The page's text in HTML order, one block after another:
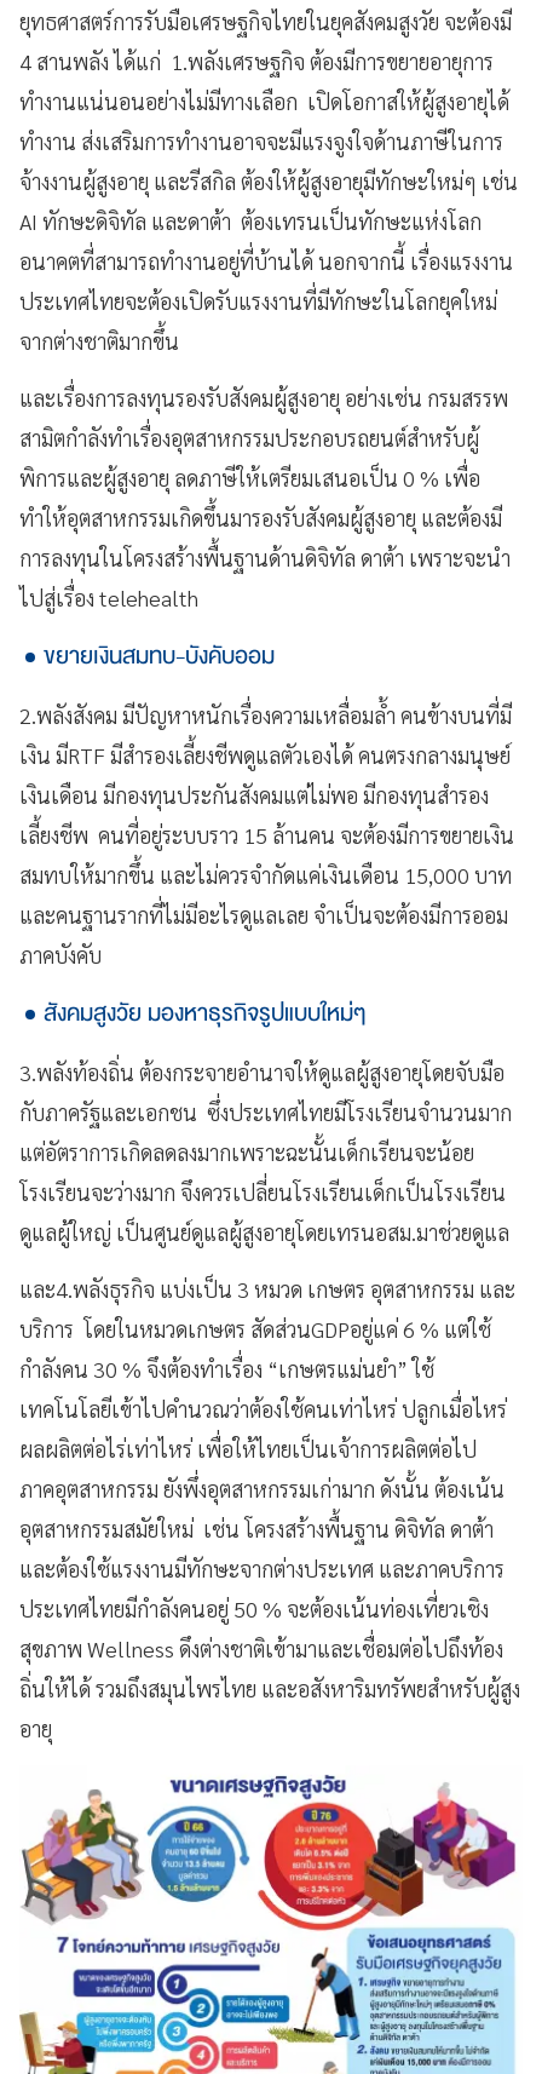
ยุทธศาสตร์การรับมือเศรษฐกิจไทยในยุคสังคมสูงวัย จะต้องมี
4 สานพลัง ได้แก่ 1.พลังเศรษฐกิจ ต้องมีการขยายอายุการ
ทำงานแน่นอนอย่างไม่มีทางเลือก เปิดโอกาสให้ผู้สูงอายุได้
ทำงาน ส่งเสริมการทำงานอาจจะมีแรงจูงใจด้านภาษีในการ
จ้างงานผู้สูงอายุ และรีสกิล ต้องให้ผู้สูงอายุมีทักษะใหม่ๆ เช่น
AI ทักษะดิจิทัล และดาต้า ต้องเทรนเป็นทักษะแห่งโลก
อนาคตที่สามารถทำงานอยู่ที่บ้านได้ นอกจากนี้ เรื่องแรงงาน
ประเทศไทยจะต้องเปิดรับแรงงานที่มีทักษะในโลกยุคใหม่
จากต่างชาติมากขึ้น
และเรื่องการลงทุนรองรับสังคมผู้สูงอายุ อย่างเช่น กรมสรรพ
สามิตกำลังทำเรื่องอุตสาหกรรมประกอบรถยนต์สำหรับผู้
พิการและผู้สูงอายุ ลดภาษีให้เตรียมเสนอเป็น 0 % เพื่อ
ทำให้อุตสาหกรรมเกิดขึ้นมารองรับสังคมผู้สูงอายุ และต้องมี
การลงทุนในโครงสร้างพื้นฐานด้านดิจิทัล ดาต้า เพราะจะนำ
ไปสู่เรื่อง telehealth
ขยายเงินสมทบ-บังคับออม
2.พลังสังคม มีปัญหาหนักเรื่องความเหลื่อมล้ำ คนข้างบนที่มี
เงิน มีRTF มีสำรองเลี้ยงชีพดูแลตัวเองได้ คนตรงกลางมนุษย์
เงินเดือน มีกองทุนประกันสังคมแต่ไม่พอ มีกองทุนสำรอง
เลี้ยงชีพ คนที่อยู่ระบบราว 15 ล้านคน จะต้องมีการขยายเงิน
สมทบให้มากขึ้น และไม่ควรจำกัดแค่เงินเดือน 15,000 บาท
และคนฐานรากที่ไม่มีอะไรดูแลเลย จำเป็นจะต้องมีการออม
ภาคบังคับ
สังคมสูงวัย มองหาธุรกิจรูปแบบใหม่ๆ
3.พลังท้องถิ่น ต้องกระจายอำนาจให้ดูแลผู้สูงอายุโดยจับมือ
กับภาครัฐและเอกชน ซึ่งประเทศไทยมีโรงเรียนจำนวนมาก
แต่อัตราการเกิดลดลงมากเพราะฉะนั้นเด็กเรียนจะน้อย
โรงเรียนจะว่างมาก จึงควรเปลี่ยนโรงเรียนเด็กเป็นโรงเรียน
ดูแลผู้ใหญ่ เป็นศูนย์ดูแลผู้สูงอายุโดยเทรนอสม.มาช่วยดูแล
และ4.พลังธุรกิจ แบ่งเป็น 3 หมวด เกษตร อุตสาหกรรม และ
บริการ โดยในหมวดเกษตร สัดส่วนGDPอยู่แค่ 6 % แต่ใช้
กำลังคน 30 % จึงต้องทำเรื่อง “เกษตรแม่นยำ” ใช้
เทคโนโลยีเข้าไปคำนวณว่าต้องใช้คนเท่าไหร่ ปลูกเมื่อไหร่
ผลผลิตต่อไร่เท่าไหร่ เพื่อให้ไทยเป็นเจ้าการผลิตต่อไป
ภาคอุตสาหกรรม ยังพึ่งอุตสาหกรรมเก่ามาก ดังนั้น ต้องเน้น
อุตสาหกรรมสมัยใหม่ เช่น โครงสร้างพื้นฐาน ดิจิทัล ดาต้า
และต้องใช้แรงงานมีทักษะจากต่างประเทศ และภาคบริการ
ประเทศไทยมีกำลังคนอยู่ 50 % จะต้องเน้นท่องเที่ยวเชิง
สุขภาพ Wellness ดึงต่างชาติเข้ามาและเชื่อมต่อไปถึงท้อง
ถิ่นให้ได้ รวมถึงสมุนไพรไทย และอสังหาริมทรัพยสำหรับผู้สูง
อายุ